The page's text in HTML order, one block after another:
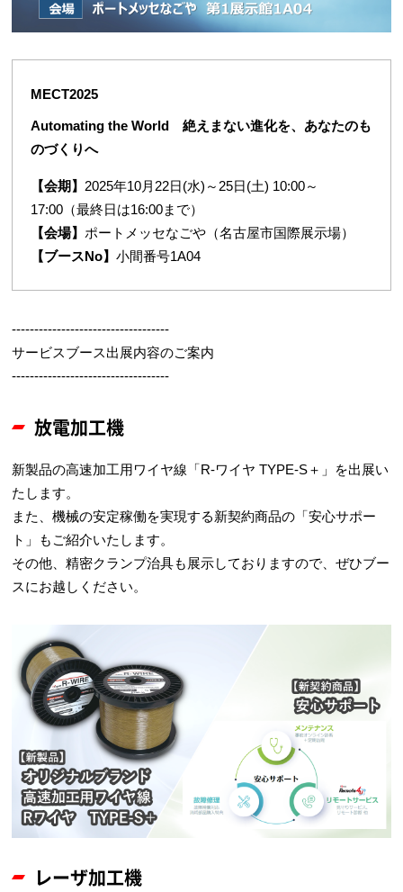
MECT2025
Automating the World 絶えまない進化を、あなたのも
のづくりへ
【会期】 2025年10月22日(水)～25日(土) 10:00～
17:00（最終日は16:00まで）
【会場】 ポートメッセなごや（名古屋市国際展示場）
【ブースNo】 小間番号1A04
-----------------------------------
サービスブース出展内容のご案内
-----------------------------------
放電加工機
新製品の高速加工用ワイヤ線「R-ワイヤ TYPE-S＋」を出展い
たします。
また、機械の安定稼働を実現する新契約商品の「安心サポー
ト」もご紹介いたします。
その他、精密クランプ治具も展示しておりますので、ぜひブー
スにお越しください。
レーザ加工機